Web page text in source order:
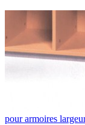
pour armoires